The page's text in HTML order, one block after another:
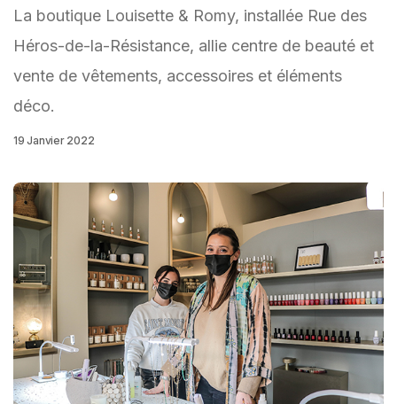
La boutique Louisette & Romy, installée Rue des
Héros-de-la-Résistance, allie centre de beauté et
vente de vêtements, accessoires et éléments
déco.
19 Janvier 2022